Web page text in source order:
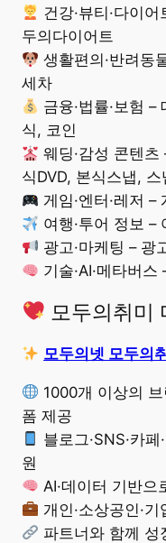
건강·뷰티·다이
두의다이어트
생활편의·반려동
세차
금융·법률·보험
식, 코인
웨딩·감성 콘텐
식DVD, 본식스냅,
게임·엔터·레저
여행·투어 정보 –
광고·마케팅 – 광
기술·AI·메타버
모두의취미
모두의넷 모두의
1000개 이상의
폼 제공
블로그·SNS·카
원
AI·데이터 기반
개인·소상공인·
파트너와 함께 성